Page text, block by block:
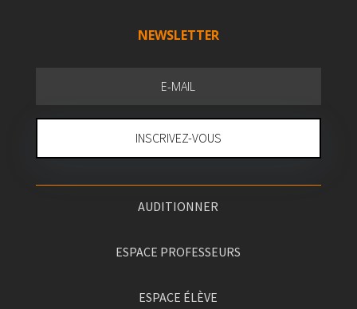
NEWSLETTER
INSCRIVEZ-VOUS
AUDITIONNER
ESPACE PROFESSEURS
ESPACE ÉLÈVE